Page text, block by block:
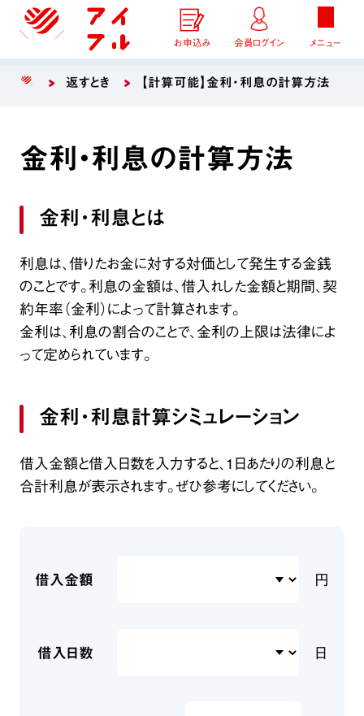
お申込み 会員ログイン メニュー
返すとき 【計算可能】金利・利息の計算方法
金利・利息の計算方法
金利・利息とは
利息は、借りたお金に対する対価として発生する金銭
のことです。利息の金額は、借入れした金額と期間、契
約年率（金利）によって計算されます。
金利は、利息の割合のことで、金利の上限は法律によ
って定められています。
金利・利息計算シミュレーション
借入金額と借入日数を入力すると、1日あたりの利息と
合計利息が表示されます。ぜひ参考にしてください。
借入金額 円
借入日数 日